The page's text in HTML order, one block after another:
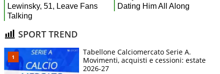
SPORT TREND
Tabellone Calciomercato Serie A.
Movimenti, acquisti e cessioni: estate
2026-27